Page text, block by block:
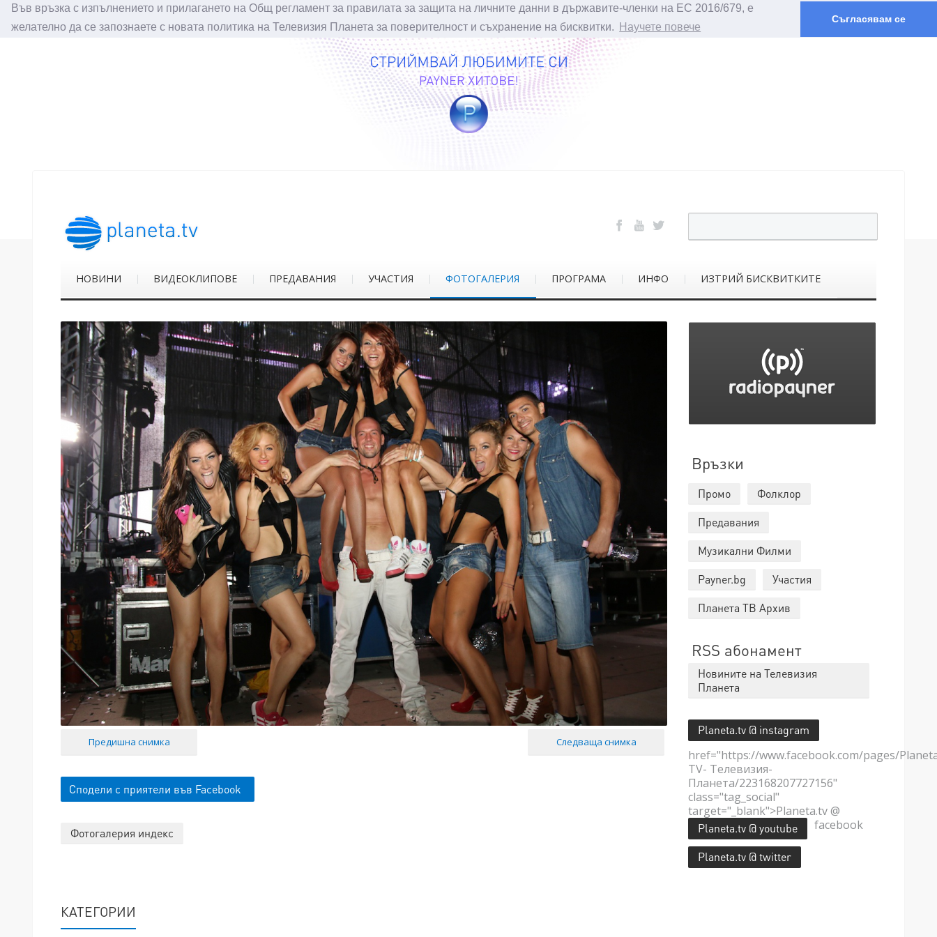
Във връзка с изпълнението и прилагането на Общ регламент за правилата за защита на личните данни в държавите-членки на ЕС 2016/679, е
желателно да се запознаете с новата политика на Телевизия Планета за поверителност и съхранение на бисквитки.
Научете повече
Съгласявам се
НОВИНИ ВИДЕОКЛИПОВЕ ПРЕДАВАНИЯ УЧАСТИЯ ФОТОГАЛЕРИЯ ПРОГРАМА ИНФО ИЗТРИЙ БИСКВИТКИТЕ
Предишна снимка Следваща снимка
Сподели с приятели във Facebook
Фотогалерия индекс
Връзки
Промо
Фолклор
Предавания
Музикални Филми
Payner.bg
Участия
Планета ТВ Архив
RSS абонамент
Новините на Телевизия
Планета
Planeta.tv @ instagram
href="https://www.facebook.com/pages/
TV- Телевизия-
Планета/223168207727156"
class="tag_social"
target="_blank">Planeta.tv @
facebook
Planeta.tv @ youtube
Planeta.tv @ twitter
КАТЕГОРИИ